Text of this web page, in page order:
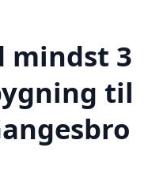
mindst 3
til